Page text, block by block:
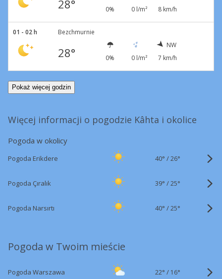
28° 0% 0 l/m²
8 km/h
01 - 02 h Bezchmurnie
28° 0% 0 l/m²
NW
7 km/h
Pokaż więcej godzin
Więcej informacji o pogodzie Kâhta i okolice
Pogoda w okolicy
Pogoda Erikdere 40° /26°
Pogoda Çıralık 39° /25°
Pogoda Narsırtı 40° /25°
Pogoda w Twoim mieście
Pogoda Warszawa 22° / 16°